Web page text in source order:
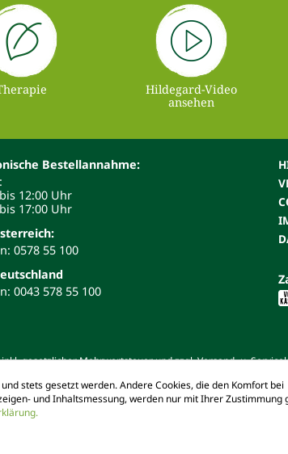
Hildegard-Video
ansehen
Bestellannahme:
12:00 Uhr
17:00 Uhr
0578 55 100
0043 578 55 100
gesetzlicher Mehrwertsteuer und zzgl. Versand- u.
stets gesetzt werden. Andere Cookies, die den Komfort bei
und Inhaltsmessung, werden nur mit Ihrer Zustimmung